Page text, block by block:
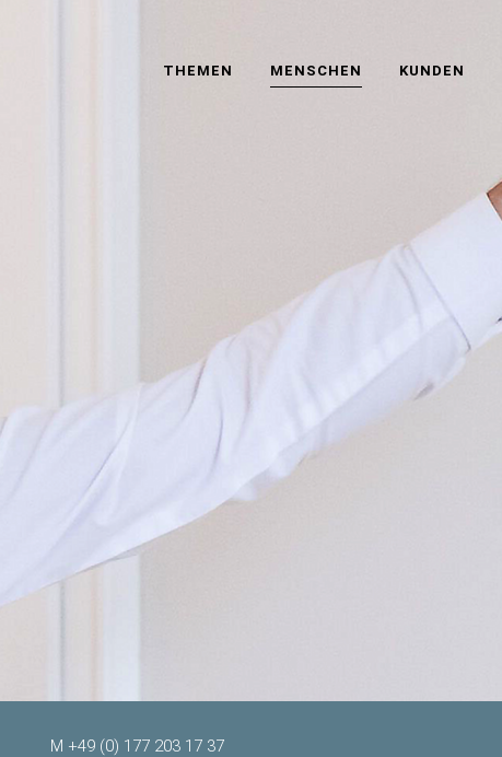
THEMEN MENSCHEN KUNDEN
M +49 (0) 177 203 17 37